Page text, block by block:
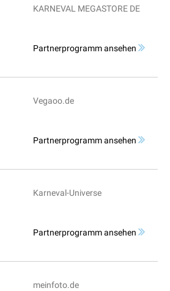
KARNEVAL MEGASTORE DE
Partnerprogramm ansehen
Vegaoo.de
Partnerprogramm ansehen
Karneval-Universe
Partnerprogramm ansehen
meinfoto.de